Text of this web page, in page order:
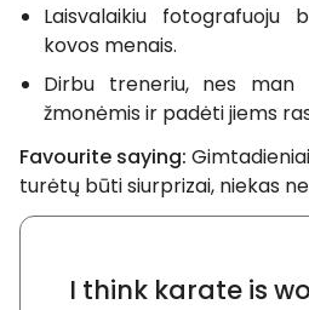
Laisvalaikiu fotografuoju
kovos menais.
Dirbu treneriu, nes man
žmonėmis ir padėti jiems
Favourite saying:
turėtų būti siurprizai, niekas
I think karate is